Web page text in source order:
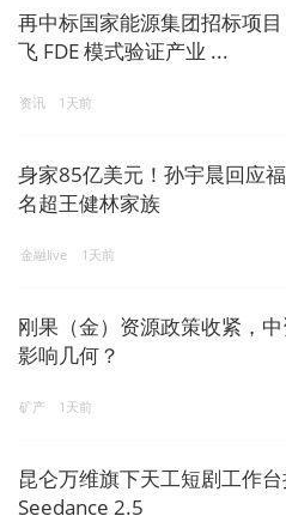
再中标国家能源集团招标项
飞 FDE 模式验证产业 ...
资讯 1天前
身家85亿美元！孙宇晨回应
名超王健林家族
金融live 1天前
刚果（金）资源政策收紧，
影响几何？
矿产 1天前
昆仑万维旗下天工短剧工作台
Seedance 2.5